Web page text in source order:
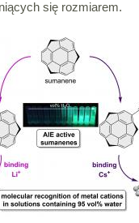
się rozmiarem.